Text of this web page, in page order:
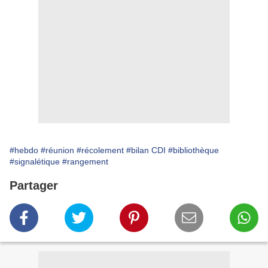
#hebdo #réunion #récolement #bilan CDI #bibliothèque
#signalétique #rangement
Partager